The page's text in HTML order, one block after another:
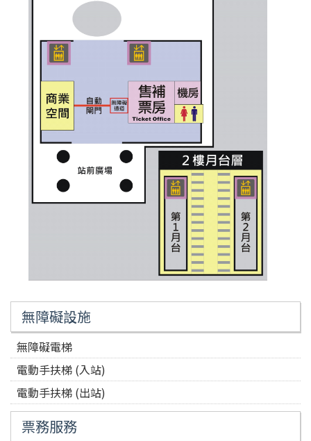
無障礙設施
無障礙電梯
電動手扶梯 (入站)
電動手扶梯 (出站)
票務服務